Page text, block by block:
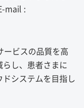
mail :
ービスの品質を高
し、患者さまに
システムを目指し